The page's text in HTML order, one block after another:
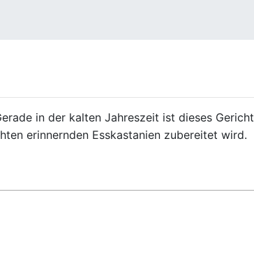
in der kalten Jahreszeit ist dieses Gericht
erinnernden Esskastanien zubereitet wird.